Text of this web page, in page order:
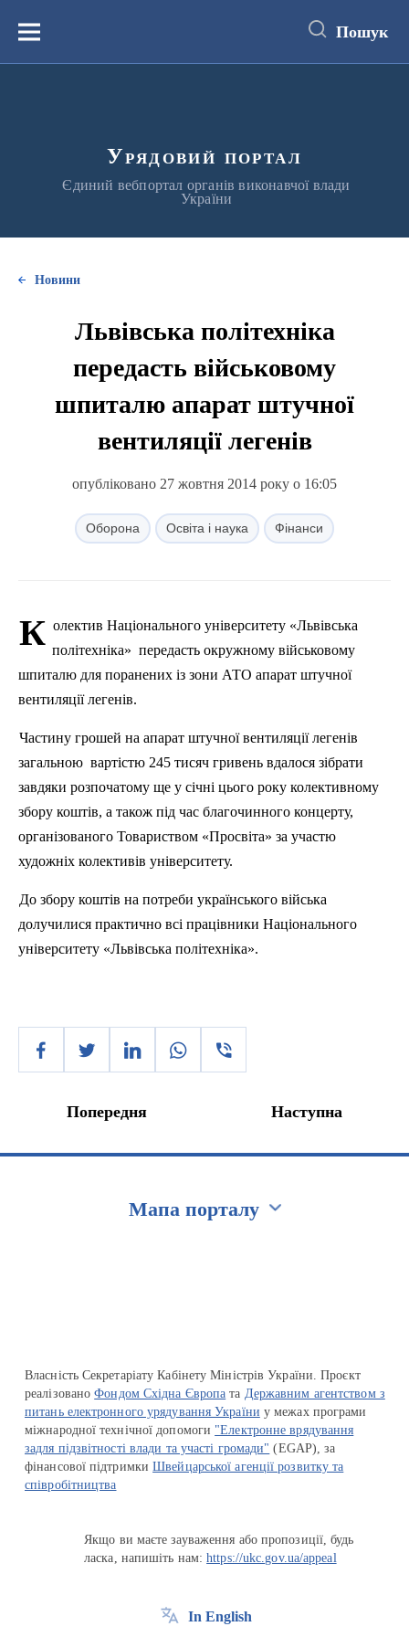
вмістуМеню Пошук
Урядовий портал
Єдиний вебпортал органів виконавчої влади
України
Новини
Львівська політехніка
передасть військовому
шпиталю апарат штучної
вентиляції легенів
опубліковано 27 жовтня 2014 року о 16:05
Оборона Освіта і наука Фінанси
К олектив Національного університету «Львівська
політехніка» передасть окружному військовому
шпиталю для поранених із зони АТО апарат штучної
вентиляції легенів.
Частину грошей на апарат штучної вентиляції легенів
загальною вартістю 245 тисяч гривень вдалося зібрати
завдяки розпочатому ще у січні цього року колективному
збору коштів, а також під час благочинного концерту,
організованого Товариством «Просвіта» за участю
художніх колективів університету.
До збору коштів на потреби українського війська
долучилися практично всі працівники Національного
університету «Львівська політехніка».
Попередня Наступна
Мапа порталу
Власність Секретаріату Кабінету Міністрів України. Проєкт
реалізованоФондом Східна Європа та Державним агентством з
питань електронного урядування України у межах програми
міжнародної технічної допомоги "Електронне врядування
задля підзвітності влади та участі громади" (EGAP), за
фінансової підтримкиШвейцарської агенції розвитку та
співробітництва
Якщо ви маєте зауваження або пропозиції, будь
ласка, напишіть нам:https://ukc.gov.ua/appeal
In English